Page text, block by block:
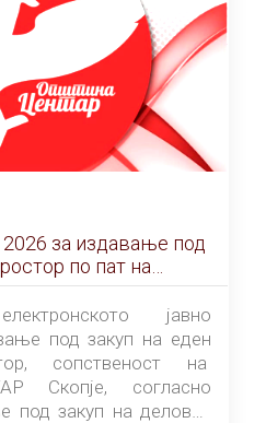
за издавање под
по пат на
НАДДАВАЊЕ
јавно
под закуп на еден
сопственост на
Скопје, согласно
под закуп на деловен